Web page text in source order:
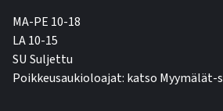
MA-PE 10-18
LA 10-15
SU Suljettu
Poikkeusaukioloajat: katso Myymälät-